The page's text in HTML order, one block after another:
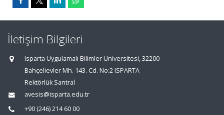
İletişim Bilgileri
Isparta Uygulamalı Bilimler Üniversitesi, 32200
Bahçelievler Mh. 143. Cd. No:2 ISPARTA
Rektörlük Santral
avesis@isparta.edu.tr
+90 (246) 214 60 00